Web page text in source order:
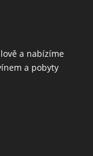
a nabízíme
a pobyty